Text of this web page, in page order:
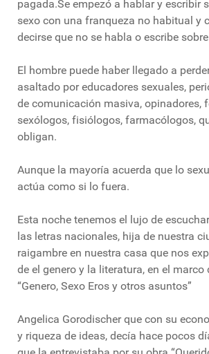
pagada.Se empezó a hablar y escribir
sexo con una franqueza no habitual y
decirse que no se habla o escribe
El hombre puede haber llegado a
asaltado por educadores sexuales,
de comunicación masiva, opinadores,
sexólogos, fisiólogos, farmacólogos,
obligan.
Aunque la mayoría acuerda que lo
actúa como si lo fuera.
Esta noche tenemos el lujo de
las letras nacionales, hija de nuestra
raigambre en nuestra casa que nos
de el genero y la literatura, en el marco
“Genero, Sexo Eros y otros asuntos”
Angelica Gorodischer que con su
y riqueza de ideas, decía hace pocos